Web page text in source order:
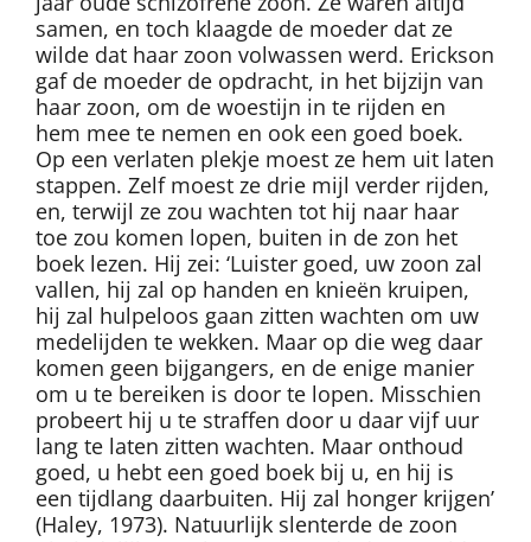
samen, en toch klaagde de moeder dat ze
wilde dat haar zoon volwassen werd. Erickson
gaf de moeder de opdracht, in het bijzijn van
haar zoon, om de woestijn in te rijden en
hem mee te nemen en ook een goed boek.
Op een verlaten plekje moest ze hem uit laten
stappen. Zelf moest ze drie mijl verder rijden,
en, terwijl ze zou wachten tot hij naar haar
toe zou komen lopen, buiten in de zon het
boek lezen. Hij zei: ‘Luister goed, uw zoon zal
vallen, hij zal op handen en knieën kruipen,
hij zal hulpeloos gaan zitten wachten om uw
medelijden te wekken. Maar op die weg daar
komen geen bijgangers, en de enige manier
om u te bereiken is door te lopen. Misschien
probeert hij u te straffen door u daar vijf uur
lang te laten zitten wachten. Maar onthoud
goed, u hebt een goed boek bij u, en hij is
een tijdlang daarbuiten. Hij zal honger krijgen’
(Haley, 1973). Natuurlijk slenterde de zoon